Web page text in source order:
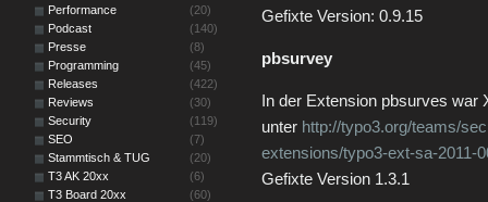
Gefixte Version: 0.9.15
pbsurvey
In der Extension pbsurves war
unter http://typo3.org/teams/
extensions/typo3-ext-sa-2011-
Gefixte Version 1.3.1
Performance
(20)
Podcast
(140)
Presse
(8)
Programming
(45)
Releases
(422)
Reviews
(30)
Security
(119)
SEO
(7)
Stammtisch & TUG
(20)
T3 AK 20xx
(6)
T3 Board 20xx
(60)